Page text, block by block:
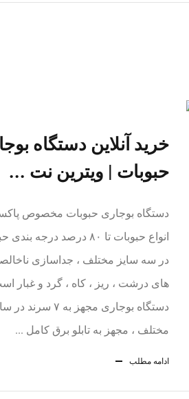
خرید آنلاین دستگاه
حبوبات | ویترین نت ...
دستگاه بوجاری حبوبات مخصوص
انواع حبوبات تا ۸۰ درصد درجه
در سه سایز مختلف ، جداسازی
های درشت ، ریز ، کاه ، گرد و غبار
دستگاه بوجاری مجهز به ۷
مختلف ، مجهز به تابلو برق کامل ...
ادامه مطلب